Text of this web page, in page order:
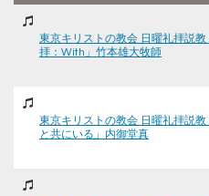
東京キリストの教会 日曜礼拝説
拝：With」竹本雄大牧師
東京キリストの教会 日曜礼拝説
と共にいる」内御堂真